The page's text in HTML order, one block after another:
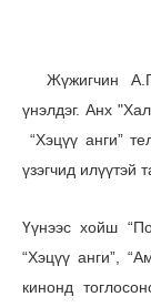
Жүжигчин
үнэлдэг. Анх
“Хэцүү анги”
үзэгчид илүүтэй
Үүнээс хойш
“Хэцүү анги”,
кинонд